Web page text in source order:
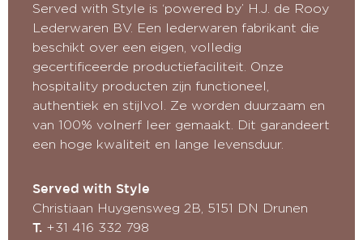
Served with Style is ‘powered by’ H.J. de Rooy
Lederwaren BV. Een lederwaren fabrikant die
beschikt over een eigen, volledig
gecertificeerde productiefaciliteit. Onze
hospitality producten zijn functioneel,
authentiek en stijlvol. Ze worden duurzaam en
van 100% volnerf leer gemaakt. Dit garandeert
een hoge kwaliteit en lange levensduur.
Served with Style
Christiaan Huygensweg 2B, 5151 DN Drunen
T. +31 416 332 798